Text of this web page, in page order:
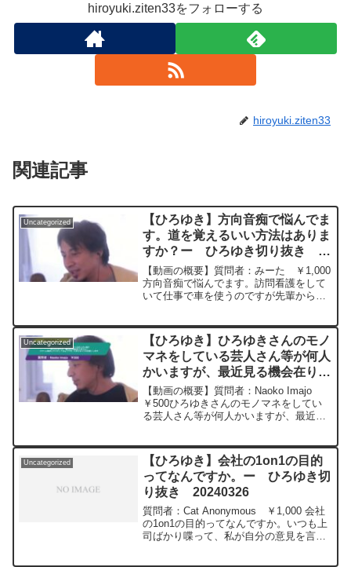
hiroyuki.ziten33をフォローする
hiroyuki.ziten33
関連記事
Uncategorized
【ひろゆき】方向音痴で悩んでま
す。道を覚えるいい方法はありま
すか？ー ひろゆき切り抜き
20230919
【動画の概要】質問者：みーた ￥1,000
方向音痴で悩んでます。訪問看護をして
いて仕事で車を使うのですが先輩から
渋滞に巻き込まれています。道を覚える
いい方法はありますか...
Uncategorized
【ひろゆき】ひろゆきさんのモノ
マネをしている芸人さん等が何人
かいますが、最近見る機会在りま
すか？今ブーム再来してバズっ
てるようです。たまにはコラボお
願いします。ー ひろゆき切り抜
【動画の概要】質問者：Naoko Imajo
￥500ひろゆきさんのモノマネをしてい
る芸人さん等が何人かいますが、最近見
いします。面白いと思います！元動画：
知らなくて...
Uncategorized
【ひろゆき】会社の1on1の目的
ってなんですか。ー ひろゆき切
り抜き 20240326
質問者：Cat Anonymous ￥1,000 会社
の1on1の目的ってなんですか。いつも上
司ばかり喋って、私が自分の意見を言う